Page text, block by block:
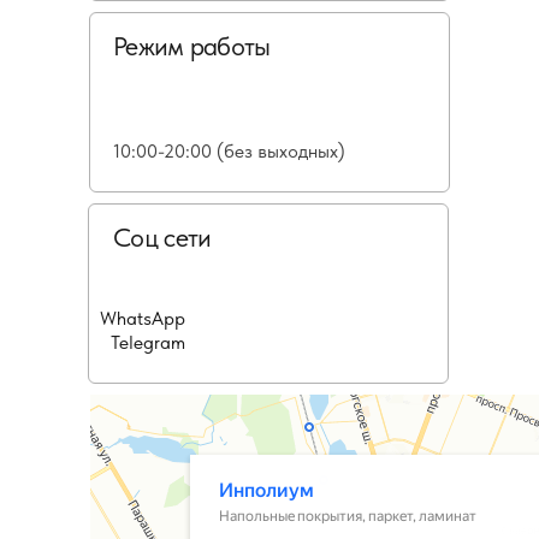
Режим работы
10:00-20:00 (без выходных)
Соц сети
WhatsApp
Telegram